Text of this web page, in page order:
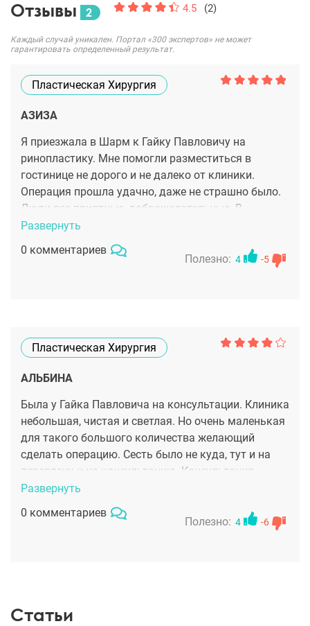
Отзывы 2 4.5 (2)
Каждый случай уникален. Портал «300 экспертов» не может
гарантировать определенный результат.
Пластическая Хирургия
АЗИЗА
Я приезжала в Шарм к Гайку Павловичу на
ринопластику. Мне помогли разместиться в
гостинице не дорого и не далеко от клиники.
Операция прошла удачно, даже не страшно было.
Люди все приятные, доброжелательные. В
результате я даже не сомневалась, т.к. Бабаян -
лучший по ринопластике. Спасибо огромное!
Развернуть
0 комментариев
Полезно: 4 -5
Пластическая Хирургия
АЛЬБИНА
Была у Гайка Павловича на консультации. Клиника
небольшая, чистая и светлая. Но очень маленькая
для такого большого количества желающий
сделать операцию. Сесть было не куда, тут и на
перевязку и на консультацию. Консультация
короткая, видимо уже на операции вся конкретика
будет. Надеюсь на мастерство и опыт хирурга)
Развернуть
0 комментариев
Полезно: 4 -6
Статьи